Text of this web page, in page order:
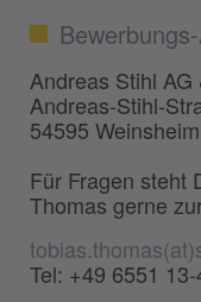
Andreas Stihl AG
Andreas-Stihl-
54595 Weinsheim
Für Fragen steht
Thomas gerne
Tel: +49 6551